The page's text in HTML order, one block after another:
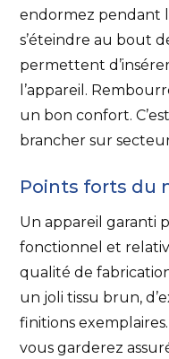
endormez pendant
s’éteindre au bout
permettent
l’appareil.
un bon confort.
brancher sur
Points forts du
Un appareil garanti
fonctionnel et
qualité de
un joli tissu brun,
finitions
vous garderez